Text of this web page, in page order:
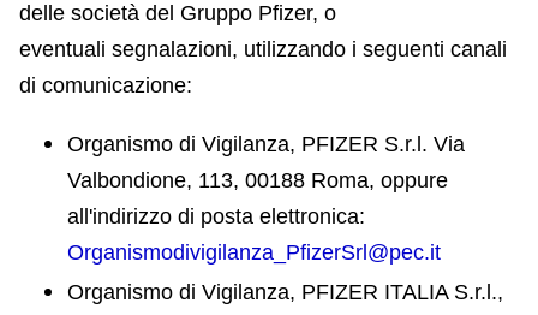
delle società del Gruppo Pfizer, o
eventuali segnalazioni, utilizzando i seguenti canali
di comunicazione:
Organismo di Vigilanza, PFIZER S.r.l. Via
Valbondione, 113, 00188 Roma, oppure
all'indirizzo di posta elettronica:
Organismodivigilanza_PfizerSrl@pec.it
Organismo di Vigilanza, PFIZER ITALIA S.r.l.,